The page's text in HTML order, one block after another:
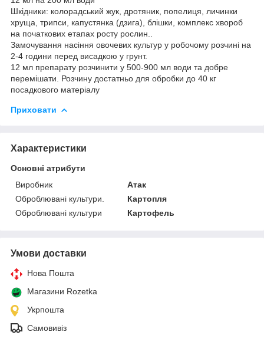
Шкідники: колорадський жук, дротяник, попелиця, личинки
хруща, трипси, капустянка (дзига), блішки, комплекс хвороб
на початкових етапах росту рослин..
Замочування насіння овочевих культур у робочому розчині на
2-4 години перед висадкою у грунт.
12 мл препарату розчинити у 500-900 мл води та добре
перемішати. Розчину достатньо для обробки до 40 кг
посадкового матеріалу
Приховати
Характеристики
Основні атрибути
Виробник
Атак
Оброблювані культури.
Картопля
Оброблювані культури
Картофель
Умови доставки
Нова Пошта
Магазини Rozetka
Укрпошта
Самовивіз